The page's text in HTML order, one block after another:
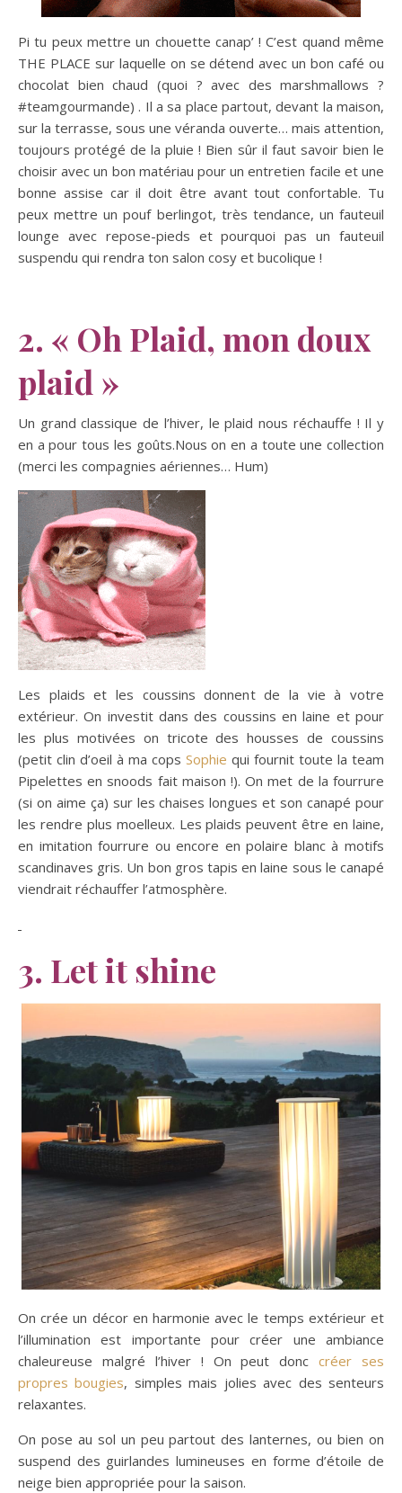
Pi tu peux mettre un chouette canap’ ! C’est quand même
THE PLACE sur laquelle on se détend avec un bon café ou
chocolat bien chaud (quoi ? avec des marshmallows ?
#teamgourmande) . Il a sa place partout, devant la maison,
sur la terrasse, sous une véranda ouverte… mais attention,
toujours protégé de la pluie ! Bien sûr il faut savoir bien le
choisir avec un bon matériau pour un entretien facile et une
bonne assise car il doit être avant tout confortable. Tu
peux mettre un pouf berlingot, très tendance, un fauteuil
lounge avec repose-pieds et pourquoi pas un fauteuil
suspendu qui rendra ton salon cosy et bucolique !
2. « Oh Plaid, mon doux
plaid »
Un grand classique de l’hiver, le plaid nous réchauffe ! Il y
en a pour tous les goûts.Nous on en a toute une collection
(merci les compagnies aériennes… Hum)
Les plaids et les coussins donnent de la vie à votre
extérieur. On investit dans des coussins en laine et pour
les plus motivées on tricote des housses de coussins
(petit clin d’oeil à ma cops Sophie qui fournit toute la team
Pipelettes en snoods fait maison !). On met de la fourrure
(si on aime ça) sur les chaises longues et son canapé pour
les rendre plus moelleux. Les plaids peuvent être en laine,
en imitation fourrure ou encore en polaire blanc à motifs
scandinaves gris. Un bon gros tapis en laine sous le canapé
viendrait réchauffer l’atmosphère.
3. Let it shine
On crée un décor en harmonie avec le temps extérieur et
l’illumination est importante pour créer une ambiance
chaleureuse malgré l’hiver ! On peut donccréer ses
propres bougies, simples mais jolies avec des senteurs
relaxantes.
On pose au sol un peu partout des lanternes, ou bien on
suspend des guirlandes lumineuses en forme d’étoile de
neige bien appropriée pour la saison.